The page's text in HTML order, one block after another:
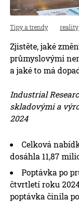
Tipy a trendy reality
Zjistěte, jaké
průmyslovými
a jaké to má
Industrial
skladovými a
2024
Celková
dosáhla 11,87
Poptávka po
čtvrtletí roku
poptávka činila